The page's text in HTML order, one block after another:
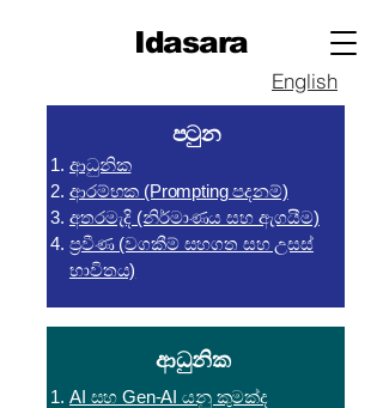
Idasara
English
පටුන
ආධුනික
ආරම්භක (Prompting පදනම්)
අතරමැදි (නිර්මාණය සහ ඇගයීම)
ප්‍රවීණ (වගකීම් සහගත සහ උසස්
භාවිතය)
ආධුනික
AI සහ Gen-AI යනු කුමක්ද